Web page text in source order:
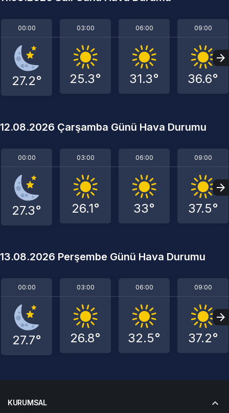
00:00
27.2°
03:00
25.3°
06:00
31.3°
09:00
36.6°
12.08.2026 Çarşamba Günü Hava Durumu
00:00
27.3°
03:00
26.1°
06:00
33°
09:00
37.5°
13.08.2026 Perşembe Günü Hava Durumu
00:00
27.7°
03:00
26.8°
06:00
32.5°
09:00
37.2°
KURUMSAL